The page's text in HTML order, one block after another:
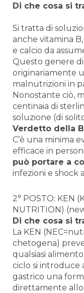
Di che cosa si
Si tratta di
anche vitamina
e calcio da
Questo genere
originariamente
malnutrizioni in
Nonostante ciò,
centinaia di
soluzione (di
Verdetto della
C’è una minima
efficace in
può portare a
infezioni e shock
2° POSTO: KEN
NUTRITION)
Di che cosa si
La KEN
chetogena)
qualsiasi
ciclo si introduce
gastrico una
direttamente